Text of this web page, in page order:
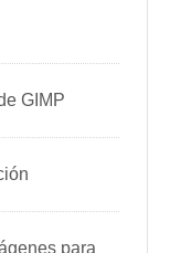
GIMP
para